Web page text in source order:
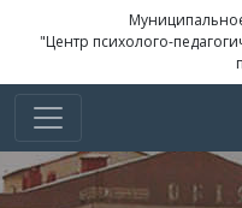
"Центр психолого-